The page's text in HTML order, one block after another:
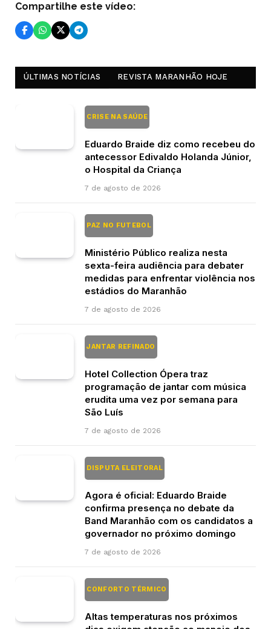
Compartilhe este vídeo:
ÚLTIMAS NOTÍCIAS REVISTA MARANHÃO HOJE
CRISE NA SAÚDE
Eduardo Braide diz como recebeu do
antecessor Edivaldo Holanda Júnior,
o Hospital da Criança
7 de agosto de 2026
PAZ NO FUTEBOL
Ministério Público realiza nesta
sexta-feira audiência para debater
medidas para enfrentar violência nos
estádios do Maranhão
7 de agosto de 2026
JANTAR REFINADO
Hotel Collection Ópera traz
programação de jantar com música
erudita uma vez por semana para
São Luís
7 de agosto de 2026
DISPUTA ELEITORAL
Agora é oficial: Eduardo Braide
confirma presença no debate da
Band Maranhão com os candidatos a
governador no próximo domingo
7 de agosto de 2026
CONFORTO TÉRMICO
Altas temperaturas nos próximos